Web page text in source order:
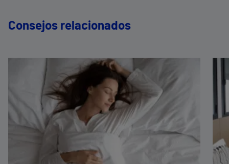
Consejos relacionados